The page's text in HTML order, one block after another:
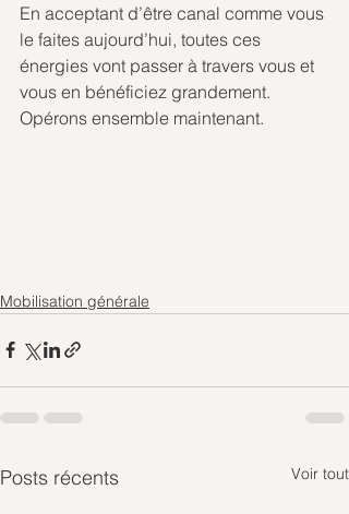
En acceptant d’être canal comme vous
le faites aujourd’hui, toutes ces
énergies vont passer à travers vous et
vous en bénéficiez grandement.
Opérons ensemble maintenant.
Mobilisation générale
Posts récents Voir tout